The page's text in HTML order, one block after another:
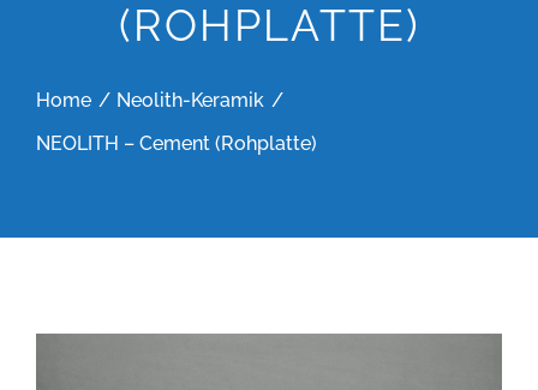
(ROHPLATTE)
Home
Neolith-Keramik
NEOLITH – Cement (Rohplatte)